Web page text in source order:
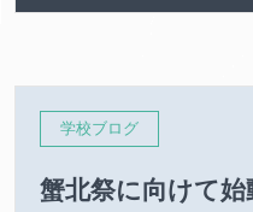
学校ブログ
蟹北祭に向けて